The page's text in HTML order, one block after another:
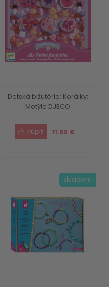
Detská bižutéria: Korálky:
Motýle DJECO
11.89 €
skladom